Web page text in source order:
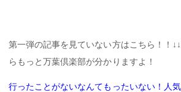
第一弾の記事を見ていない方はこちら！！
らもっと万葉倶楽部が分かりますよ！
行ったことがないなんてもったいない！人